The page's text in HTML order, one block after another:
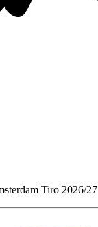
Tiro 2026/27